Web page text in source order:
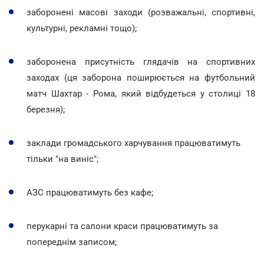
заборонені масові заходи (розважальні, спортивні,
культурні, рекламні тощо);
заборонена присутність глядачів на спортивних
заходах (ця заборона поширюється на футбольний
матч Шахтар - Рома, який відбудеться у столиці 18
березня);
заклади громадського харчування працюватимуть
тільки "на виніс";
АЗС працюватимуть без кафе;
перукарні та салони краси працюватимуть за
попереднім записом;